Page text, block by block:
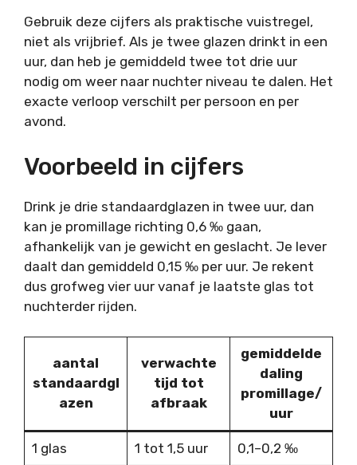
Gebruik deze cijfers als praktische vuistregel,
niet als vrijbrief. Als je twee glazen drinkt in een
uur, dan heb je gemiddeld twee tot drie uur
nodig om weer naar nuchter niveau te dalen. Het
exacte verloop verschilt per persoon en per
avond.
Voorbeeld in cijfers
Drink je drie standaardglazen in twee uur, dan
kan je promillage richting 0,6 ‰ gaan,
afhankelijk van je gewicht en geslacht. Je lever
daalt dan gemiddeld 0,15 ‰ per uur. Je rekent
dus grofweg vier uur vanaf je laatste glas tot
nuchterder rijden.
aantal
standaardgl
azen
verwachte
tijd tot
afbraak
gemiddelde
daling
promillage/
uur
1 glas 1 tot 1,5 uur 0,1–0,2 ‰